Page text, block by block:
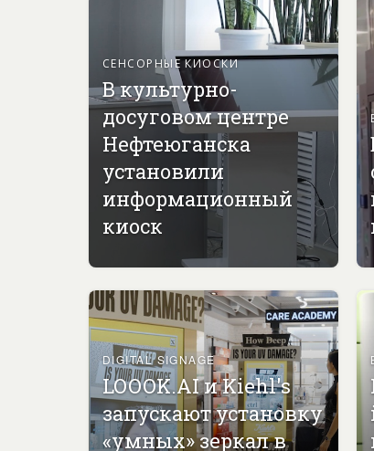
СЕНСОРНЫЕ КИОСКИ
В культурно-
досуговом центре
Нефтеюганска
установили
информационный
киоск
DIGITAL SIGNAGE
LOOOK.AI и Kiehl's
запускают установку
«умных» зеркал в